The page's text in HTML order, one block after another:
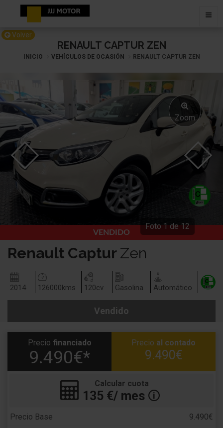
RENAULT CAPTUR ZEN
Volver
INICIO VEHÍCULOS DE OCASIÓN RENAULT CAPTUR ZEN
Zoom
VENDIDO
Foto1de12
Renault Captur Zen
2014 126000kms 120cv Gasolina Automático
Vendido
Precio financiado
9.490€*
Precio al contado
9.490€
Calcular cuota
135 €/ mes 🛈
Precio Base
9.490€